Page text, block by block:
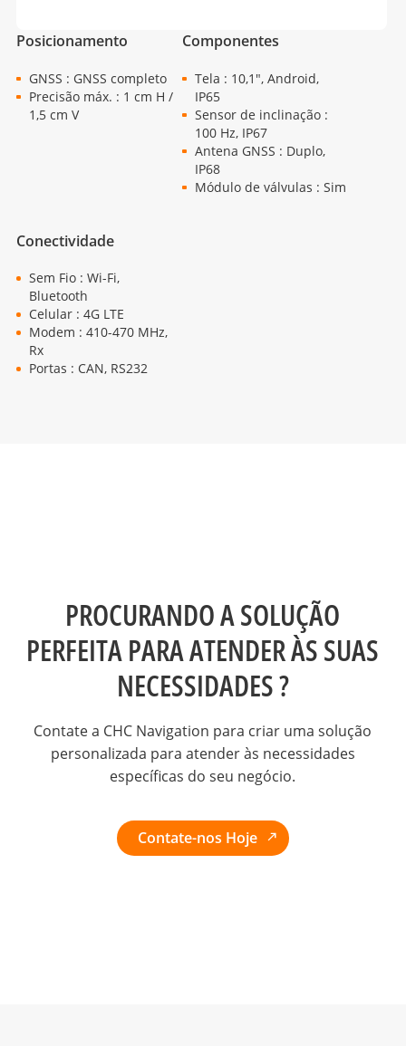
Posicionamento
GNSS : GNSS completo
Precisão máx. : 1 cm H /
1,5 cm V
Componentes
Tela : 10,1", Android,
IP65
Sensor de inclinação :
100 Hz, IP67
Antena GNSS : Duplo,
IP68
Módulo de válvulas : Sim
Conectividade
Sem Fio : Wi-Fi,
Bluetooth
Celular : 4G LTE
Modem : 410-470 MHz,
Rx
Portas : CAN, RS232
PROCURANDO A SOLUÇÃO
PERFEITA PARA ATENDER ÀS SUAS
NECESSIDADES ?
Contate a CHC Navigation para criar uma solução
personalizada para atender às necessidades
específicas do seu negócio.
Contate-nos Hoje